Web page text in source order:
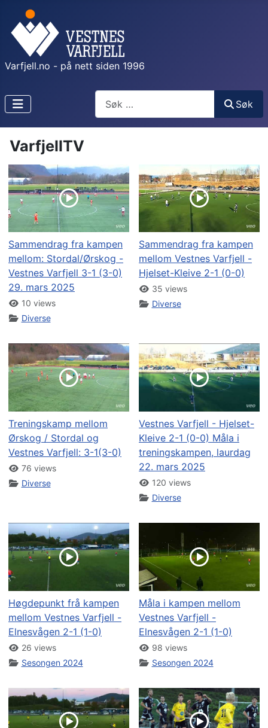
Varfjell.no - på nett siden 1996
Søk
VarfjellTV
Sammendrag fra kampen
mellom: Stordal/Ørskog -
Vestnes Varfjell 3-1 (3-0)
29. mars 2025
10 views
Diverse
Sammendrag fra kampen
mellom Vestnes Varfjell -
Hjelset-Kleive 2-1 (0-0)
35 views
Diverse
Treningskamp mellom
Ørskog / Stordal og
Vestnes Varfjell: 3-1(3-0)
76 views
Diverse
Vestnes Varfjell - Hjelset-
Kleive 2-1 (0-0) Måla i
treningskampen, laurdag
22. mars 2025
120 views
Diverse
Høgdepunkt frå kampen
mellom Vestnes Varfjell -
Elnesvågen 2-1 (1-0)
26 views
Sesongen 2024
Måla i kampen mellom
Vestnes Varfjell -
Elnesvågen 2-1 (1-0)
98 views
Sesongen 2024